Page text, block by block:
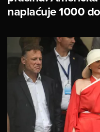
naplaćuje 1000